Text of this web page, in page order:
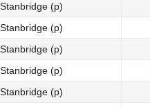
(p)
(p)
(p)
(p)
(p)